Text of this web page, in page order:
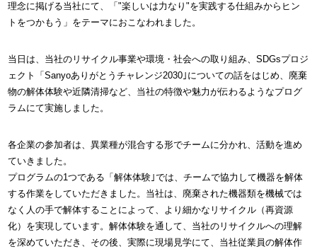
理念に掲げる当社にて、「"楽しいは力なり"を実践する仕組みからヒン
トをつかもう」をテーマにおこなわれました。
当日は、当社のリサイクル事業や環境・社会への取り組み、SDGsプロジ
ェクト「Sanyoありがとうチャレンジ2030｣についての話をはじめ、廃棄
物の解体体験や近隣清掃など、当社の特徴や魅力が伝わるようなプログ
ラムにて実施しました。
各企業の参加者は、異業種が混合する形でチームに分かれ、活動を進め
ていきました。
プログラムの1つである「解体体験｣では、チームで協力して機器を解体
する作業をしていただきました。当社は、廃棄された機器類を機械では
なく人の手で解体することによって、より細かなリサイクル（再資源
化）を実現しています。解体体験を通して、当社のリサイクルへの理解
を深めていただき、その後、実際に現場見学にて、当社従業員の解体作